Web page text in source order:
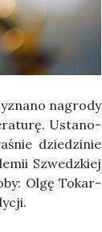
nagro­dy
Usta­no­
dzie­dzi­nie
Szwedz­kiej
Olgę Tokar­